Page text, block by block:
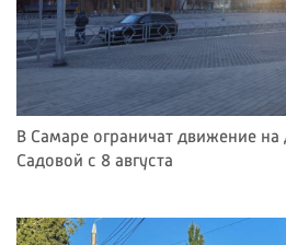
В Самаре ограничат движение
Садовой с 8 августа